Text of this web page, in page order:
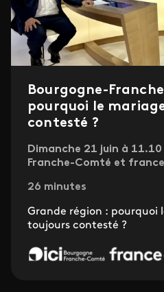
Bourgogne-
pourquoi le
contesté ?
Dimanche 21 juin à
Franche-Comté et
26 minutes
Grande région : pourquoi
toujours contesté ?